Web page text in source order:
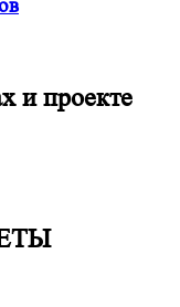
и проекте